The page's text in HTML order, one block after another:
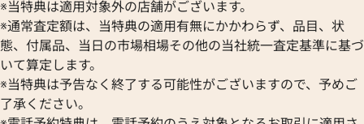
※当特典は適用対象外の店舗がございます。
※通常査定額は、当特典の適用有無にかかわらず、品目、状
態、付属品、当日の市場相場その他の当社統一査定基準に基づ
いて算定します。
※当特典は予告なく終了する可能性がございますので、予めご
了承ください。